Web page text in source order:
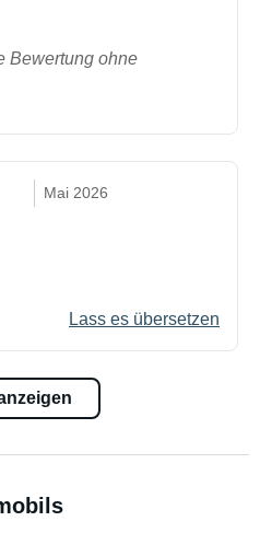
Bewertung ohne
Mai 2026
Lass es übersetzen